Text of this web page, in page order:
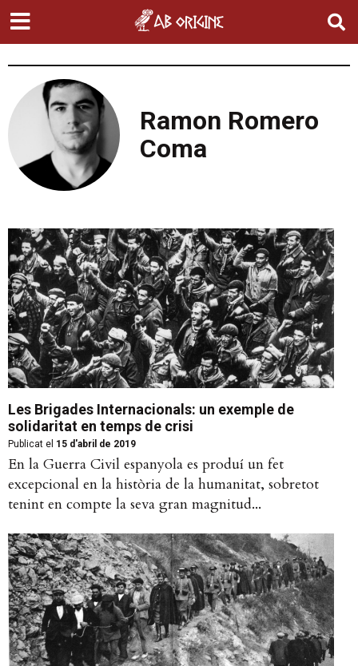
Ramon Romero
Coma
Les Brigades Internacionals: un exemple de
solidaritat en temps de crisi
Publicat el 15 d'abril de 2019
En la Guerra Civil espanyola es produí un fet
excepcional en la història de la humanitat, sobretot
tenint en compte la seva gran magnitud...